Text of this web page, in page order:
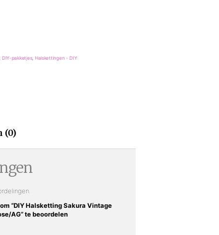
DIY-pakketjes, Halskettingen - DIY
(0)
“DIY Halsketting Sakura Vintage
AG” te beoordelen